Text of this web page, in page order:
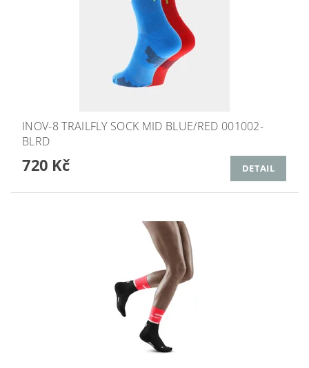
INOV-8 TRAILFLY SOCK MID BLUE/RED 001002-
BLRD
720 Kč DETAIL